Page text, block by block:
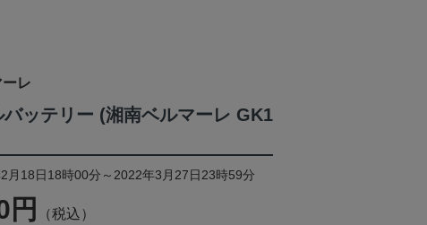
レ
ッテリー (湘南ベルマーレ GK1
月18日18時00分～2022年3月27日23時59分
円 （税込）